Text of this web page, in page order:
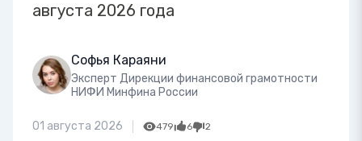
августа 2026 года
Софья Караяни
Эксперт Дирекции финансовой грамотности
НИФИ Минфина России
01 августа 2026 479 6 2